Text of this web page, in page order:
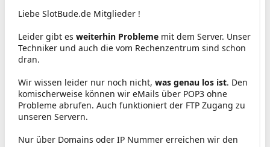
Liebe SlotBude.de Mitglieder !
Leider gibt es weiterhin Probleme mit dem Server. Unser
Techniker und auch die vom Rechenzentrum sind schon
dran.
Wir wissen leider nur noch nicht, was genau los ist. Den
komischerweise können wir eMails über POP3 ohne
Probleme abrufen. Auch funktioniert der FTP Zugang zu
unseren Servern.
Nur über Domains oder IP Nummer erreichen wir den